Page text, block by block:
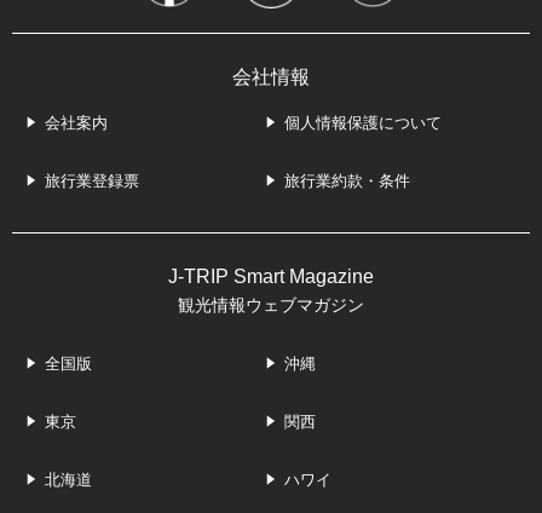
会社情報
会社案内 個人情報保護について
旅行業登録票 旅行業約款・条件
J-TRIP Smart Magazine
観光情報ウェブマガジン
全国版 沖縄
東京 関西
北海道 ハワイ